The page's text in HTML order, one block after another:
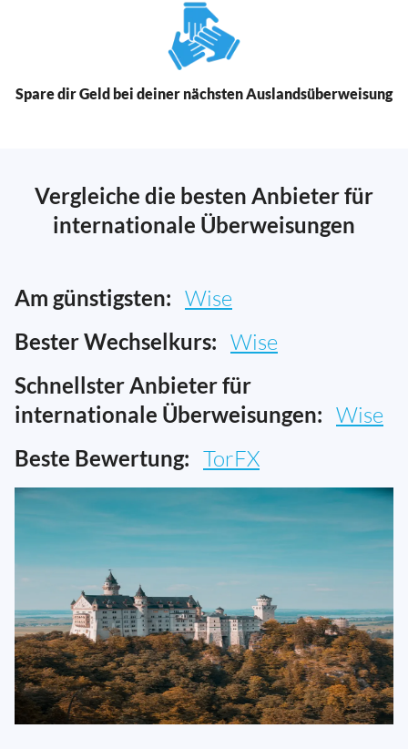
Spare dir Geld bei deiner nächsten Auslandsüberweisung
Vergleiche die besten Anbieter für
internationale Überweisungen
Am günstigsten: Wise
Bester Wechselkurs: Wise
Schnellster Anbieter für
internationale Überweisungen: Wise
Beste Bewertung: TorFX